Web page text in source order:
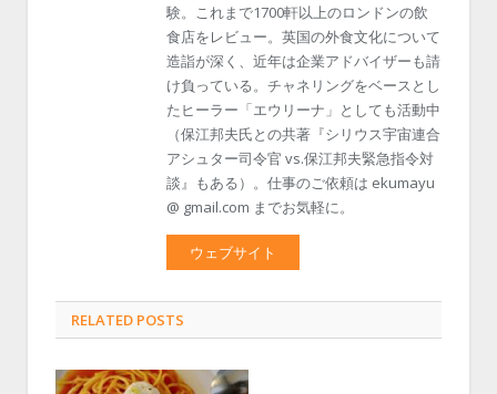
験。これまで1700軒以上のロンドンの飲
食店をレビュー。英国の外食文化について
造詣が深く、近年は企業アドバイザーも請
け負っている。チャネリングをベースとし
たヒーラー「エウリーナ」としても活動中
（保江邦夫氏との共著『シリウス宇宙連合
アシュター司令官 vs.保江邦夫緊急指令対
談』もある）。仕事のご依頼は ekumayu
@ gmail.com までお気軽に。
ウェブサイト
RELATED POSTS